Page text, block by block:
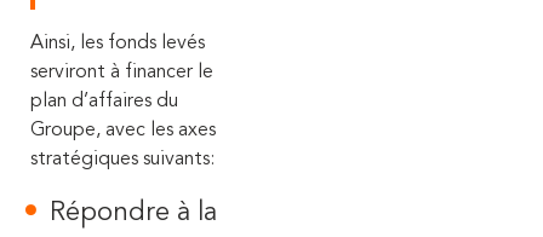
Ainsi, les fonds levés
serviront à financer le
plan d’affaires du
Groupe, avec les axes
stratégiques suivants:
Répondre à la